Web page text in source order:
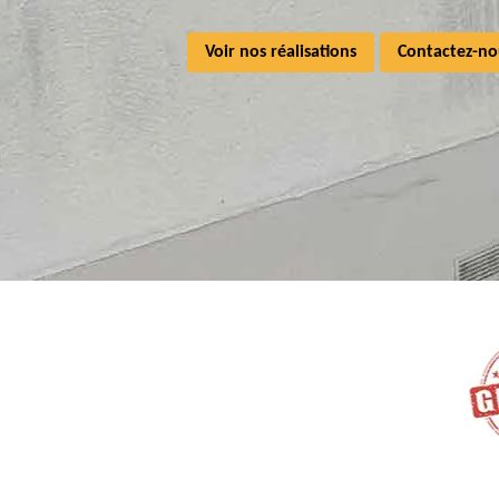
Voir nos réalisations Contactez-